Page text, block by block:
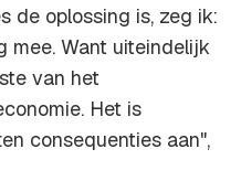
de oplossing is, zeg ik:
mee. Want uiteindelijk
van het
Het is
consequenties aan",